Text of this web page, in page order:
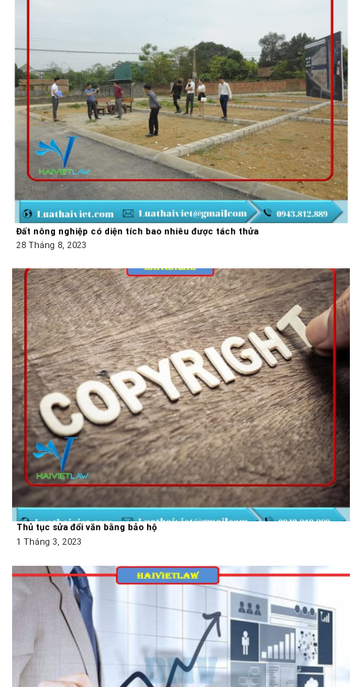
Đất nông nghiệp có diện tích bao nhiêu được tách thửa
28 Tháng 8, 2023
Thủ tục sửa đổi văn bằng bảo hộ
1 Tháng 3, 2023